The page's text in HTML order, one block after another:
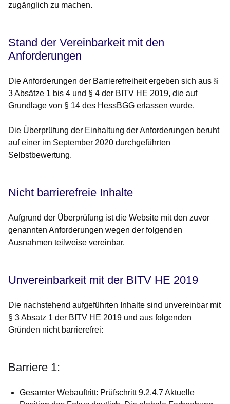
zugänglich zu machen.
Stand der Vereinbarkeit mit den
Anforderungen
Die Anforderungen der Barrierefreiheit ergeben sich aus §
3 Absätze 1 bis 4 und § 4 der BITV HE 2019, die auf
Grundlage von § 14 des HessBGG erlassen wurde.
Die Überprüfung der Einhaltung der Anforderungen beruht
auf einer im September 2020 durchgeführten
Selbstbewertung.
Nicht barrierefreie Inhalte
Aufgrund der Überprüfung ist die Website mit den zuvor
genannten Anforderungen wegen der folgenden
Ausnahmen teilweise vereinbar.
Unvereinbarkeit mit der BITV HE 2019
Die nachstehend aufgeführten Inhalte sind unvereinbar mit
§ 3 Absatz 1 der BITV HE 2019 und aus folgenden
Gründen nicht barrierefrei:
Barriere 1:
Gesamter Webauftritt: Prüfschritt 9.2.4.7 Aktuelle